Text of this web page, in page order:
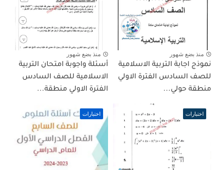
منذ بضع شهور
نموذج اجابة التربية الاسلامية
للصف السادس الفترة الاولي
منطقة حولي...
منذ بضع شهور
أسئلة واجوبة امتحان التربية
الاسلامية للصف السادس
الفترة الاولي منطقة...
اختبارات اختبارات